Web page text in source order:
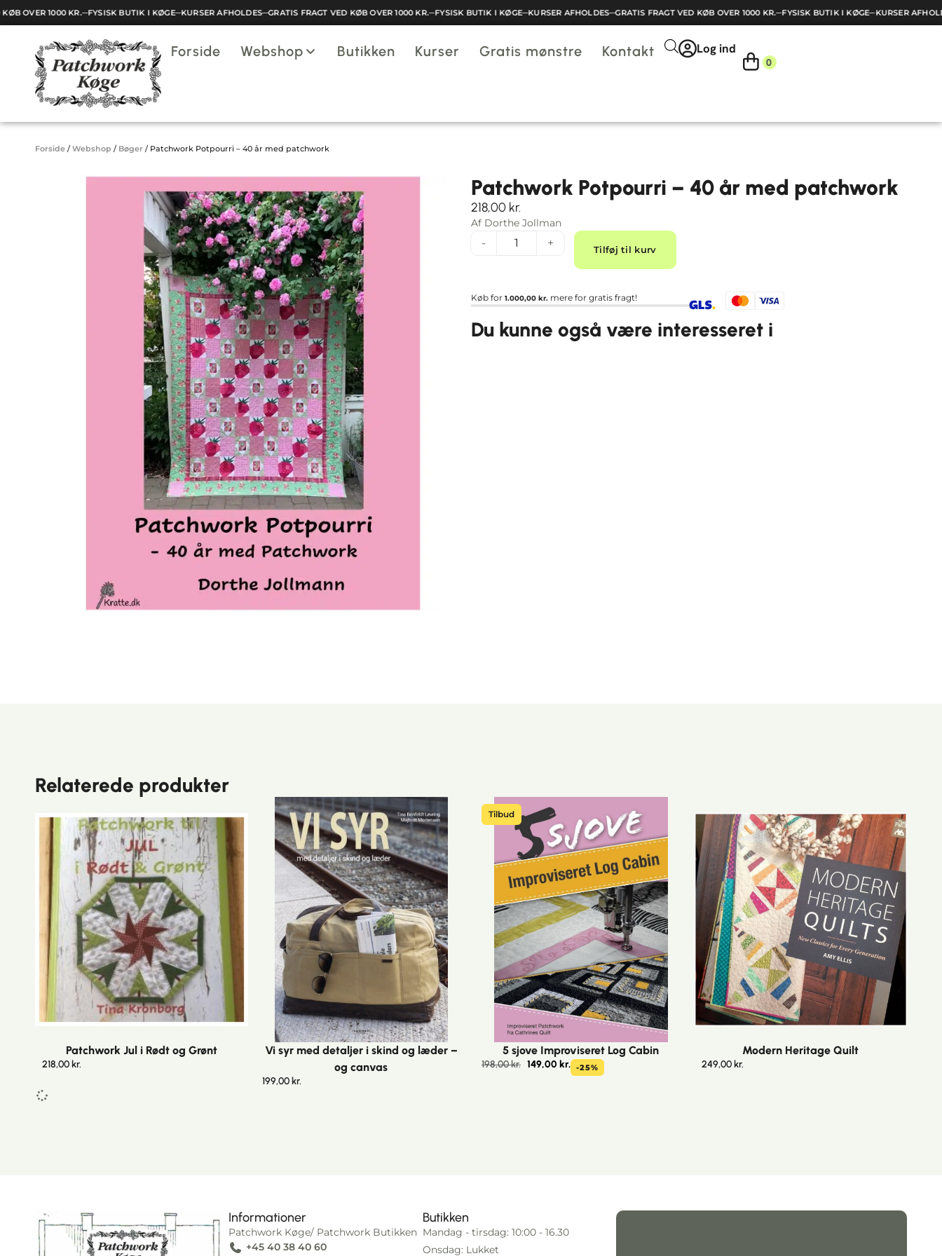
OVER 1000 KR.─FYSISK BUTIK I KØGE─KURSER AFHOLDES─GRATIS FRAGT VED KØB OVER 1000 KR.─FYSISK BUTIK I KØGE─KURSER AFHOLDES─GRATIS FRAGT VED KØB OVER 1000 KR.─FYSISK BUTIK I KØGE─KURSER
Forside Webshop Butikken Kurser Gratis mønstre Kontakt Log ind
0
Indkøbskurv
Din kurv er tom.
Forside / Webshop / Bøger / Patchwork Potpourri – 40 år med patchwork
Patchwork Potpourri – 40 år med patchwork
218,00 kr.
Af Dorthe Jollman
- + Tilføj til kurv
Alternative:
Køb for 1.000,00 kr. mere for gratis fragt!
Du kunne også være interesseret i
Relaterede produkter
Patchwork Jul i Rødt og Grønt
218,00 kr.
Vi syr med detaljer i skind og læder –
og canvas
199,00 kr.
Tilbud
5 sjove Improviseret Log Cabin
198,00kr. 149,00 kr. -25%
Modern Heritage Quilt
249,00 kr.
Informationer
Patchwork Køge/ Patchwork Butikken
+45 40 38 40 60
Butikken
Mandag - tirsdag: 10:00 - 16.30
Onsdag: Lukket